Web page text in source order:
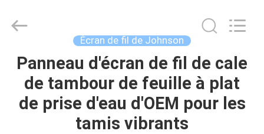
ACCUEIL
PRODUITS
Mesh
Product
Rights
Reserved.
Écran de fil de Johnson
Panneau d'écran de fil de cale
de tambour de feuille à plat
de prise d'eau d'OEM pour les
tamis vibrants